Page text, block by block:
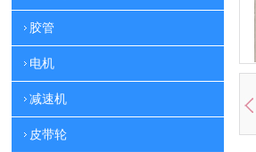
胶管
电机
减速机
皮带轮